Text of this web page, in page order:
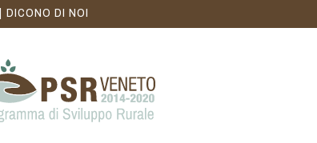
DICONO DI NOI